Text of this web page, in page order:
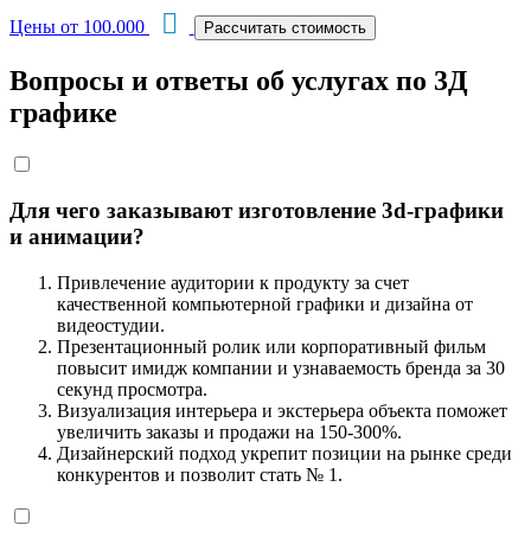
Цены от 100.000
Вопросы и ответы об услугах по 3Д
графике
Для чего заказывают изготовление 3d-графики
и анимации?
Привлечение аудитории к продукту за счет
качественной компьютерной графики и дизайна от
видеостудии.
Презентационный ролик или корпоративный фильм
повысит имидж компании и узнаваемость бренда за 30
секунд просмотра.
Визуализация интерьера и экстерьера объекта поможет
увеличить заказы и продажи на 150-300%.
Дизайнерский подход укрепит позиции на рынке среди
конкурентов и позволит стать № 1.